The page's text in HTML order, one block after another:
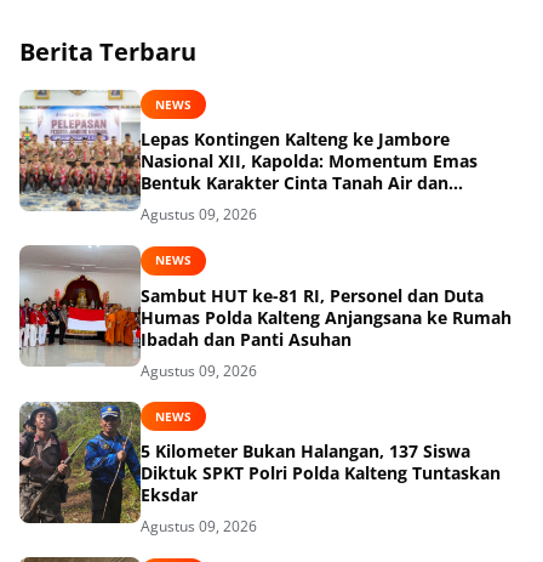
Berita Terbaru
NEWS
Lepas Kontingen Kalteng ke Jambore
Nasional XII, Kapolda: Momentum Emas
Bentuk Karakter Cinta Tanah Air dan
Lingkungan
Agustus 09, 2026
NEWS
Sambut HUT ke-81 RI, Personel dan Duta
Humas Polda Kalteng Anjangsana ke Rumah
Ibadah dan Panti Asuhan
Agustus 09, 2026
NEWS
5 Kilometer Bukan Halangan, 137 Siswa
Diktuk SPKT Polri Polda Kalteng Tuntaskan
Eksdar
Agustus 09, 2026